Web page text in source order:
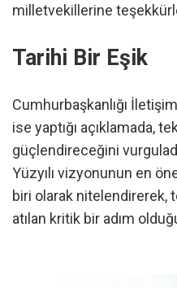
milletvekillerine
Tarihi Bir Eşik
Cumhurbaşkanlığı
ise yaptığı açıklamada,
güçlendireceğini
Yüzyılı vizyonunun en
biri olarak nitelendirerek,
atılan kritik bir adım